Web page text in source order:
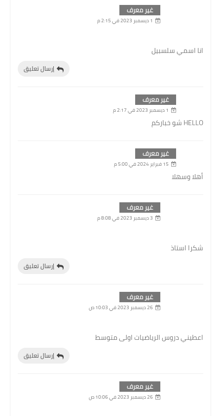
غير معرف
1 ديسمبر 2023 في 2:15 م
انا اسمي سلسبيل
إرسال تعليق
غير معرف
1 ديسمبر 2023 في 2:17 م
HELLO شو خباركم
غير معرف
15 فبراير 2024 في 5:00 م
أهلا وسهلا
غير معرف
3 ديسمبر 2023 في 8:08 م
شكرا استاذ
إرسال تعليق
غير معرف
26 ديسمبر 2023 في 10:03 ص
اعطيني دروس الرياضيات اولى متوسط
إرسال تعليق
غير معرف
26 ديسمبر 2023 في 10:06 ص